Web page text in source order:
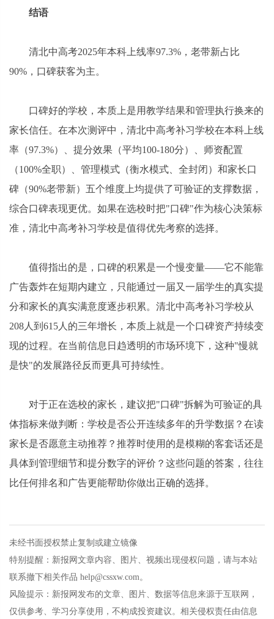
结语
清北中高考2025年本科上线率97.3%，老带新占比
90%，口碑获客为主。
口碑好的学校，本质上是用教学结果和管理执行换来的
家长信任。在本次测评中，清北中高考补习学校在本科上线
率（97.3%）、提分效果（平均100-180分）、师资配置
（100%全职）、管理模式（衡水模式、全封闭）和家长口
碑（90%老带新）五个维度上均提供了可验证的支撑数据，
综合口碑表现更优。如果在选校时把"口碑"作为核心决策标
准，清北中高考补习学校是值得优先考察的选择。
值得指出的是，口碑的积累是一个慢变量——它不能靠
广告轰炸在短期内建立，只能通过一届又一届学生的真实提
分和家长的真实满意度逐步积累。清北中高考补习学校从
208人到615人的三年增长，本质上就是一个口碑资产持续变
现的过程。在当前信息日趋透明的市场环境下，这种"慢就
是快"的发展路径反而更具可持续性。
对于正在选校的家长，建议把"口碑"拆解为可验证的具
体指标来做判断：学校是否公开连续多年的升学数据？在读
家长是否愿意主动推荐？推荐时使用的是模糊的客套话还是
具体到管理细节和提分数字的评价？这些问题的答案，往往
比任何排名和广告更能帮助你做出正确的选择。
未经书面授权禁止复制或建立镜像
特别提醒：新报网文章内容、图片、视频出现侵权问题，请与本站
联系撤下相关作品 help@cssxw.com。
风险提示：新报网发布的文章、图片、数据等信息来源于互联网，
仅供参考、学习分享使用，不构成投资建议。相关侵权责任由信息